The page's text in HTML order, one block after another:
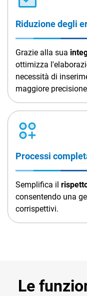
Riduzione degli
Grazie alla sua
ottimizza
necessità di
maggiore
Processi
Semplifica il
consentendo una
corrispettivi.
Le